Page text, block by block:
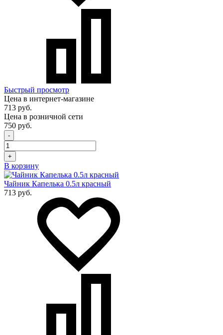
Быстрый просмотр
Цена в интернет-магазине
713 руб.
Цена в розничной сети
750 руб.
-
+
В корзину
Чайник Капелька 0.5л красный
713 руб.